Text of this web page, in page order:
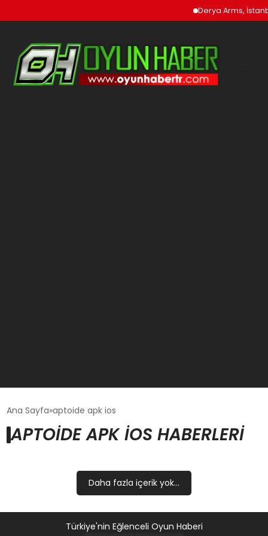
Derya Arms,
GÜNCEL
OYUN HABERLERI
EĞITIM
Ana Sayfa aptoide apk ios
APTOIDE APK IOS HABERLERI
Daha fazla içerik yok...
Türkiye'nin Eğlenceli Oyun Haberi